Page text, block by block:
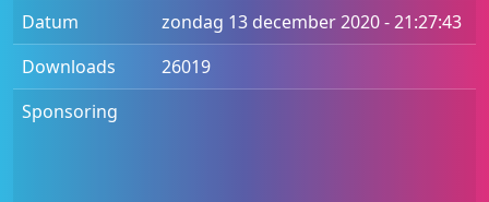
Datum
zondag 13 december 2020 - 21:27:43
Downloads
26019
Sponsoring